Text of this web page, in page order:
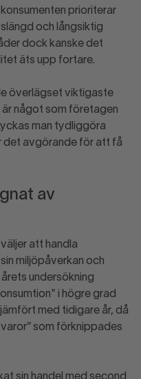
prioriterar
och långsiktig
dock kanske det
äts upp fortare.
överlägset viktigaste
är något som företagen
man tydliggöra
det avgörande för att få
av
att handla
miljöpåverkan och
undersökning
i högre grad
med tidigare år, då
som förknippades
sin handel med second